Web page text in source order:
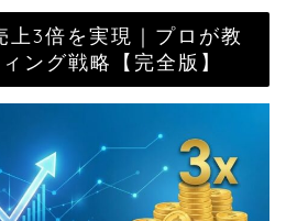
3倍を実現｜プロが教
ング戦略【完全版】